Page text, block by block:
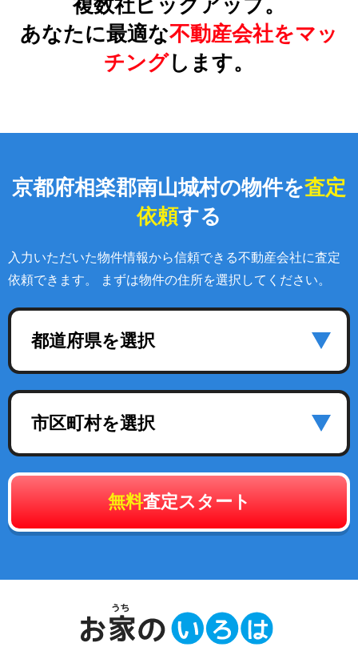
複数社ピックアップ。
あなたに最適な不動産会社をマッ
チングします。
京都府相楽郡南山城村の物件を査定
依頼する
入力いただいた物件情報から信頼できる不動産会社に査定
依頼できます。 まずは物件の住所を選択してください。
都道府県を選択
市区町村を選択
無料査定スタート